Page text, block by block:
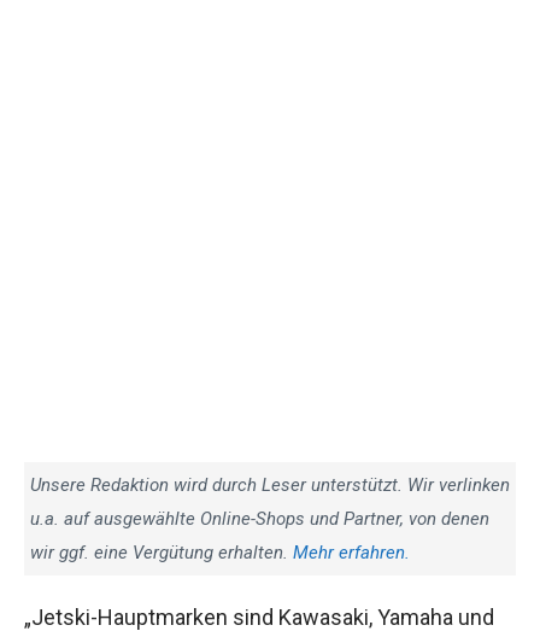
Unsere Redaktion wird durch Leser unterstützt. Wir verlinken
u.a. auf ausgewählte Online-Shops und Partner, von denen
wir ggf. eine Vergütung erhalten. Mehr erfahren.
„Jetski-Hauptmarken sind Kawasaki, Yamaha und